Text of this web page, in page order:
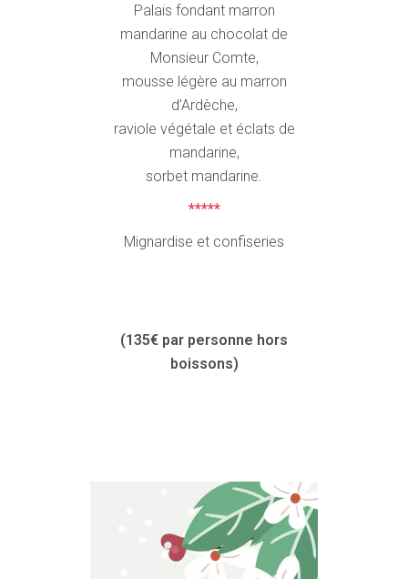
Palais fondant marron
mandarine au chocolat de
Monsieur Comte,
mousse légère au marron
d’Ardèche,
raviole végétale et éclats de
mandarine,
sorbet mandarine.
*****
Mignardise et confiseries
(135€ par personne hors
boissons)